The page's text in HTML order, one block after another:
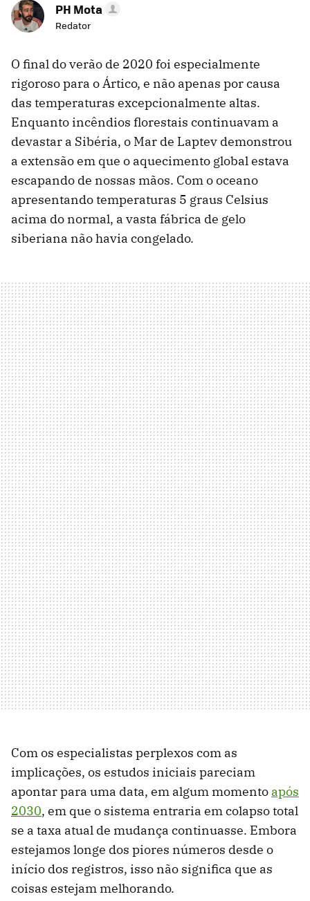
PH Mota
Redator
O final do verão de 2020 foi especialmente
rigoroso para o Ártico, e não apenas por causa
das temperaturas excepcionalmente altas.
Enquanto incêndios florestais continuavam a
devastar a Sibéria, o Mar de Laptev demonstrou
a extensão em que o aquecimento global estava
escapando de nossas mãos. Com o oceano
apresentando temperaturas 5 graus Celsius
acima do normal, a vasta fábrica de gelo
siberiana não havia congelado.
Com os especialistas perplexos com as
implicações, os estudos iniciais pareciam
apontar para uma data, em algum momento após
2030, em que o sistema entraria em colapso total
se a taxa atual de mudança continuasse. Embora
estejamos longe dos piores números desde o
início dos registros, isso não significa que as
coisas estejam melhorando.